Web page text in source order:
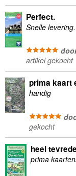
Perfect.
Snelle levering.
artikel gekocht
prima kaart
handig
gekocht
heel
prima